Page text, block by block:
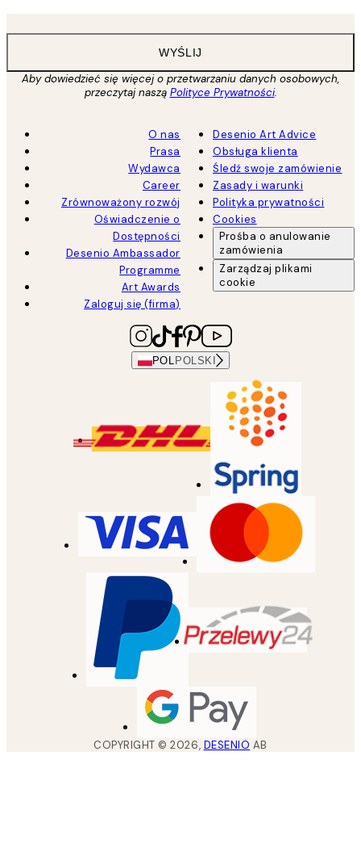
WYŚLIJ
Aby dowiedzieć się więcej o przetwarzaniu danych osobowych,
przeczytaj naszą Polityce Prywatności.
O nas
Prasa
Wydawca
Career
Zrównoważony rozwój
Oświadczenie o
Dostępności
Desenio Ambassador
Programme
Art Awards
Zaloguj się (firma)
Desenio Art Advice
Obsługa klienta
Śledź swoje zamówienie
Zasady i warunki
Polityka prywatności
Cookies
Prośba o anulowanie
zamówienia
Zarządzaj plikami
cookie
POL POLSKI
COPYRIGHT ©2026, DESENIO AB